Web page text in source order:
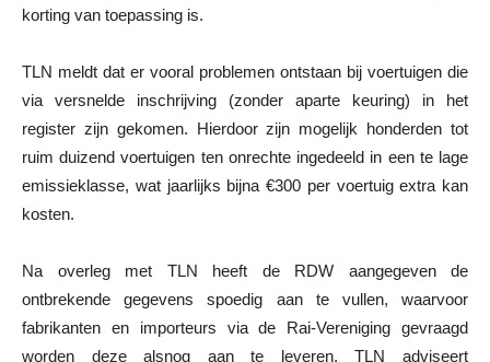
korting van toepassing is.
TLN meldt dat er vooral problemen ontstaan bij voertuigen die
via versnelde inschrijving (zonder aparte keuring) in het
register zijn gekomen. Hierdoor zijn mogelijk honderden tot
ruim duizend voertuigen ten onrechte ingedeeld in een te lage
emissieklasse, wat jaarlijks bijna €300 per voertuig extra kan
kosten.
Na overleg met TLN heeft de RDW aangegeven de
ontbrekende gegevens spoedig aan te vullen, waarvoor
fabrikanten en importeurs via de Rai-Vereniging gevraagd
worden deze alsnog aan te leveren. TLN adviseert